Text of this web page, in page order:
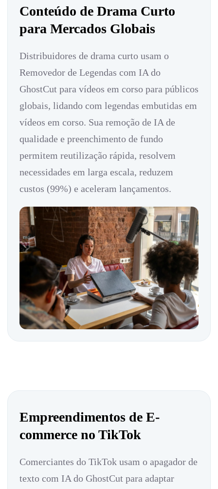
Conteúdo de Drama Curto
para Mercados Globais
Distribuidores de drama curto usam o
Removedor de Legendas com IA do
GhostCut para vídeos em corso para públicos
globais, lidando com legendas embutidas em
vídeos em corso. Sua remoção de IA de
qualidade e preenchimento de fundo
permitem reutilização rápida, resolvem
necessidades em larga escala, reduzem
custos (99%) e aceleram lançamentos.
Empreendimentos de E-
commerce no TikTok
Comerciantes do TikTok usam o apagador de
texto com IA do GhostCut para adaptar